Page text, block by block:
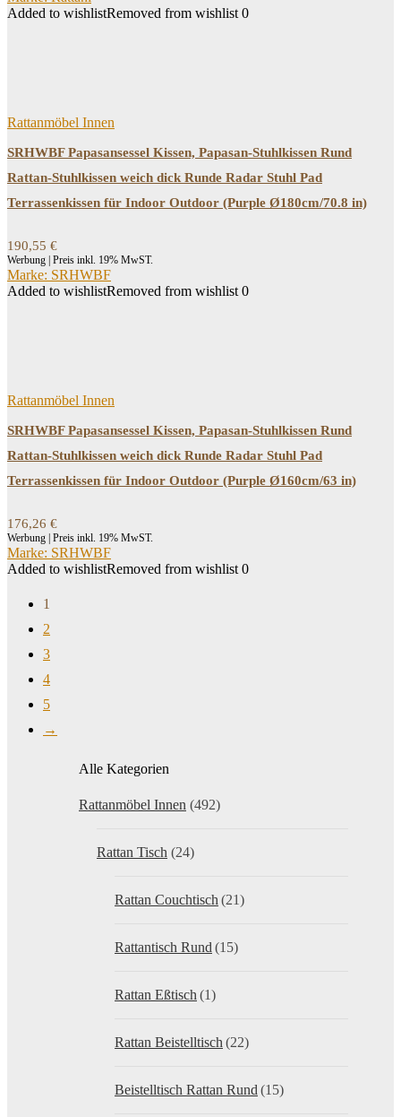
Added to wishlistRemoved from wishlist 0
Rattanmöbel Innen
SRHWBF Papasansessel Kissen, Papasan-Stuhlkissen Rund
Rattan-Stuhlkissen weich dick Runde Radar Stuhl Pad
Terrassenkissen für Indoor Outdoor (Purple Ø180cm/70.8 in)
190,55 €
Werbung | Preis inkl. 19% MwST.
Marke: SRHWBF
Added to wishlistRemoved from wishlist 0
Rattanmöbel Innen
SRHWBF Papasansessel Kissen, Papasan-Stuhlkissen Rund
Rattan-Stuhlkissen weich dick Runde Radar Stuhl Pad
Terrassenkissen für Indoor Outdoor (Purple Ø160cm/63 in)
176,26 €
Werbung | Preis inkl. 19% MwST.
Marke: SRHWBF
Added to wishlistRemoved from wishlist 0
1
2
3
4
5
→
Alle Kategorien
Rattanmöbel Innen (492)
Rattan Tisch (24)
Rattan Couchtisch (21)
Rattantisch Rund (15)
Rattan Eßtisch (1)
Rattan Beistelltisch (22)
Beistelltisch Rattan Rund (15)